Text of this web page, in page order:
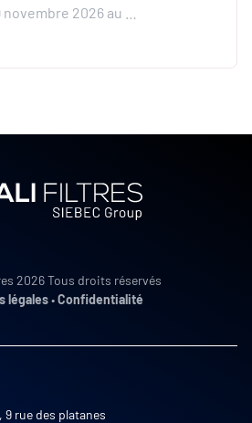
2026 au …
2026 Tous droits réservés
légales•Confidentialité
9 rue des platanes